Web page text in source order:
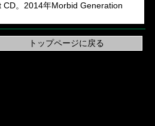
CD。2014年Morbid Generation